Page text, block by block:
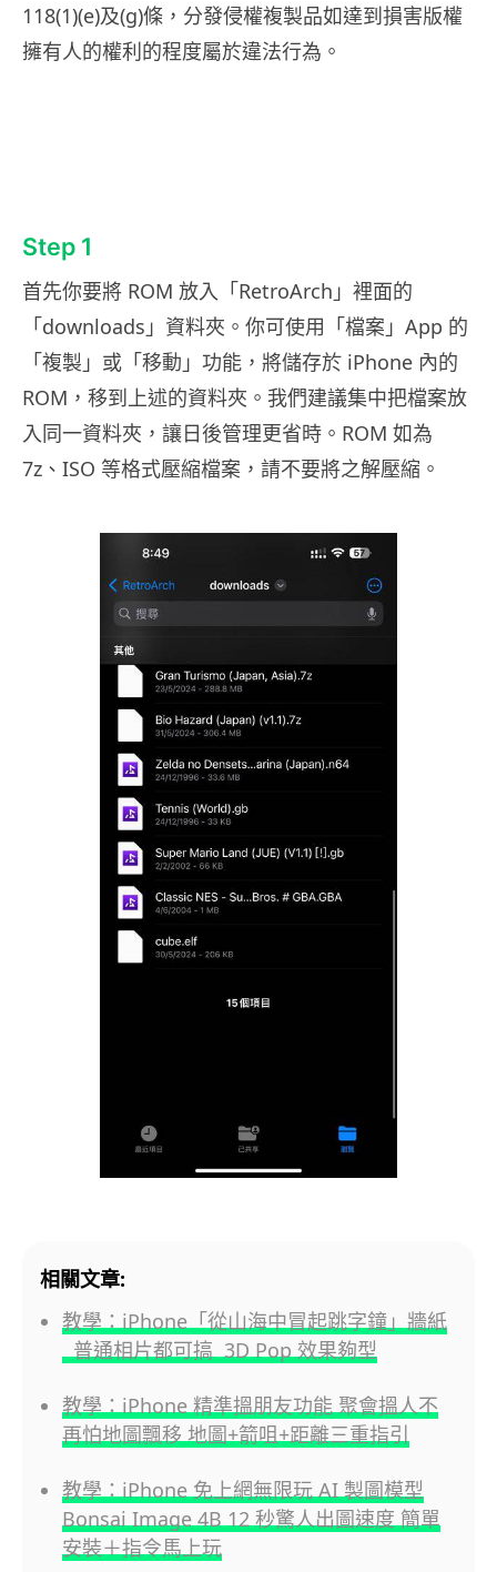
118(1)(e)及(g)條，分發侵權複製品如達到損害版權
擁有人的權利的程度屬於違法行為。
Step 1
首先你要將 ROM 放入「RetroArch」裡面的
「downloads」資料夾。你可使用「檔案」App 的
「複製」或「移動」功能，將儲存於 iPhone 內的
ROM，移到上述的資料夾。我們建議集中把檔案放
入同一資料夾，讓日後管理更省時。ROM 如為
7z、ISO 等格式壓縮檔案，請不要將之解壓縮。
相關文章:
教學：iPhone「從山海中冒起跳字鐘」牆紙
普通相片都可搞 3D Pop 效果夠型
教學：iPhone 精準搵朋友功能 聚會搵人不
再怕地圖飄移 地圖+箭咀+距離三重指引
教學：iPhone 免上網無限玩 AI 製圖模型
Bonsai Image 4B 12 秒驚人出圖速度 簡單
安裝＋指令馬上玩